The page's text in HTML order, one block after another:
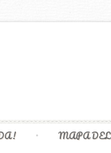
MAPA